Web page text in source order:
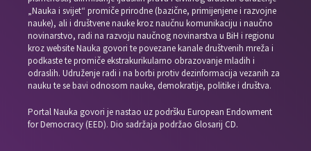
„Nauka i svijet“ promiče prirodne (bazične, primijenjene i razvojne
nauke), ali i društvene nauke kroz naučnu komunikaciju i naučno
novinarstvo, radi na razvoju naučnog novinarstva u BiH i regionu
kroz website Nauka govori te povezane kanale društvenih mreža i
podkaste te promiče ekstrakurikularno obrazovanje mladih i
odraslih. Udruženje radi i na borbi protiv dezinformacija vezanih za
nauku te se bavi odnosom nauke, demokratije, politike i društva.
Portal Nauka govori je nastao uz podršku European Endowment
for Democracy (EED). Dio sadržaja podržao Glosarij CD.